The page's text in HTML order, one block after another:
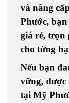
và nâng
Phước,
giá rẻ, trọn
cho từng
Nếu bạn
vững, được
tại Mỹ